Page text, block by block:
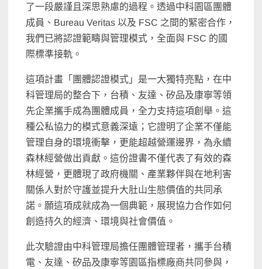
了一段嚴謹且深思熟慮的過程。透過中科園區團體
成員、Bureau Veritas 以及 FSC 之間的緊密合作，
我們已將認證範疇與管理模式，全面與 FSC 的國
際標準接軌。
這項計畫「團體認證模式」是一大獨特亮點，在中
科管理局的整合下，台積、友達、矽品及康寧等領
先企業攜手成為團體成員，全力支持這項創舉。這
種公私協力的模式意義深遠；它證明了企業不僅能
管理自身的環境衝擊，更能超越營運邊界，為永續
森林經營做出貢獻。這份證書不僅代表了有效的森
林經營，更體現了政府機關、產業夥伴與在地利害
關係人對於守護並提升大肚山生態價值的共同承
諾。願這項成就成為一個典範，展現協力合作如何
創造持久的經濟、環境與社會價值。
此次驗證由中科管理局擔任團體管理者，攜手台積
電、友達、矽品及康寧等園區指標廠商共同參與，